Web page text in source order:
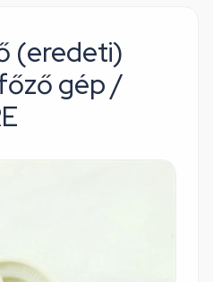
(eredeti)
gép /